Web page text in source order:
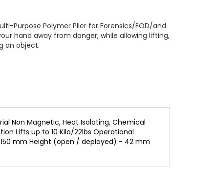
Purpose Polymer Plier for Forensics/EOD/and
hand away from danger, while allowing lifting,
an object.
Non Magnetic, Heat Isolating, Chemical
Lifts up to 10 Kilo/22lbs Operational
mm Height (open / deployed) - 42 mm